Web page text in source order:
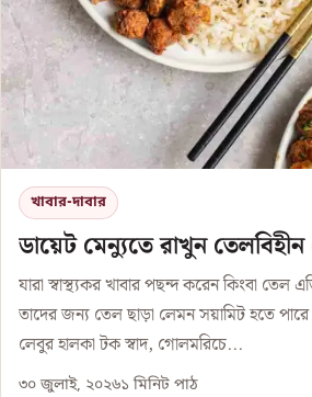
খাবার-দাবার
ডায়েট মেন্যুতে রাখুন
যারা স্বাস্থ্যকর খাবার পছন্দ করেন কিংবা তেল
তাদের জন্য তেল ছাড়া লেমন সয়ামিট হতে
লেবুর হালকা টক স্বাদ, গোলমরিচে...
৩০ জুলাই, ২০২৬১ মিনিট পাঠ